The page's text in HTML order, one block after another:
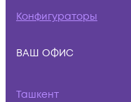
Конфигураторы
ВАШ ОФИС
Ташкент